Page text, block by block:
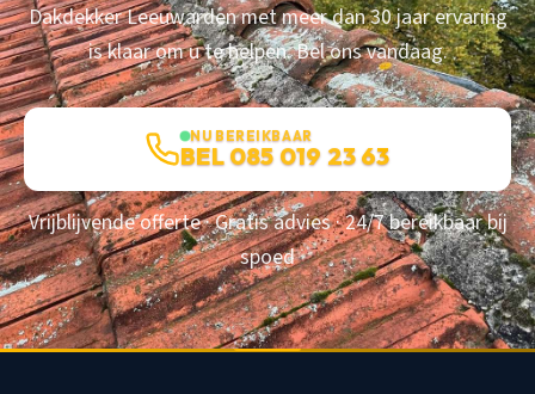
Dakdekker Leeuwarden met meer dan 30 jaar ervaring
is klaar om u te helpen. Bel ons vandaag.
NU BEREIKBAAR
BEL 085 019 23 63
Vrijblijvende offerte · Gratis advies · 24/7 bereikbaar bij
spoed